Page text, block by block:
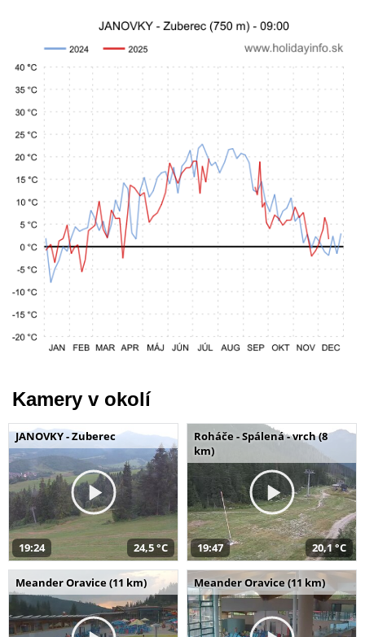
Kamery v okolí
JANOVKY - Zuberec
19:24 24,5 °C
Roháče - Spálená - vrch (8
km)
19:47 20,1 °C
Meander Oravice (11 km) Meander Oravice (11 km)